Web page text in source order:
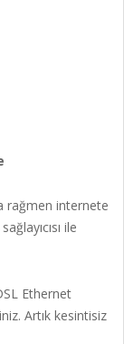
rağmen internete
ile
Ethernet
Artık kesintisiz